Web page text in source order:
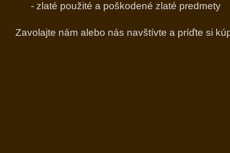
- zlaté použité a poškodené zlaté predmety
Zavolajte nám alebo nás navštívte a príďte si